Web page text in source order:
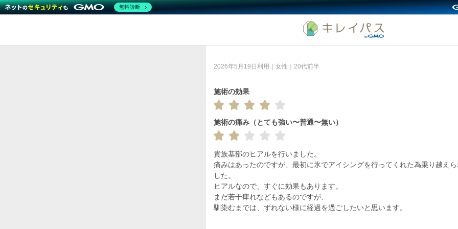
2026年5月19日利用｜女性｜20代前半
施術の効果
施術の痛み（とても強い〜普通〜無い）
貴族基部のヒアルを行いました。
痛みはあったのですが、最初に氷でアイシングを行ってくれた為乗り越え
した。
ヒアルなので、すぐに効果もあります。
まだ若干痺れなどもあるのですが、
馴染むまでは、ずれない様に経過を過ごしたいと思います。
無料診断